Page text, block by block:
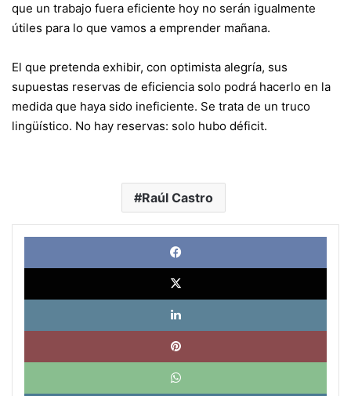
que un trabajo fuera eficiente hoy no serán igualmente
útiles para lo que vamos a emprender mañana.
El que pretenda exhibir, con optimista alegría, sus
supuestas reservas de eficiencia solo podrá hacerlo en la
medida que haya sido ineficiente. Se trata de un truco
lingüístico. No hay reservas: solo hubo déficit.
Raúl Castro
X